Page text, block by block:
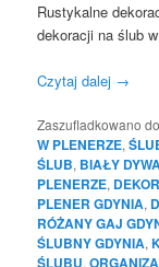
Rustykalne
dekoracji na ślub
Czytaj dalej →
Zaszufladkowano
W PLENERZE,
ŚLUB, BIAŁY
PLENERZE,
PLENER GDYNIA,
RÓŻANY GAJ
ŚLUBNY GDYNIA,
,